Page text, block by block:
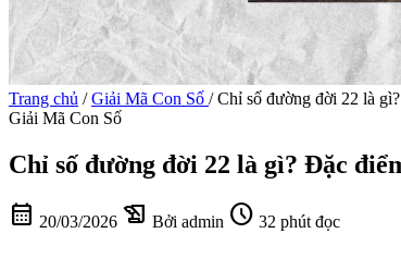
Trang chủ / Giải Mã Con Số / Chỉ số đường đời 22 là
Giải Mã Con Số
Chỉ số đường đời 22 là gì? Đặc
calendar_month 20/03/2026 history_edu Bởi admin schedule 32 phút đọc